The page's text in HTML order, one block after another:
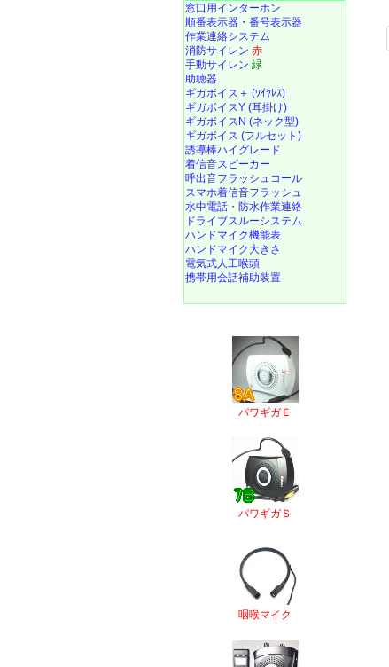
窓口用インターホン
順番表示器・番号表示器
作業連絡システム
消防サイレン 赤
手動サイレン 緑
助聴器
ギガボイス＋ (ﾜｲﾔﾚｽ)
ギガボイスY (耳掛け)
ギガボイスN (ネック型)
ギガボイス (フルセット)
誘導棒ハイグレード
着信音スピーカー
呼出音フラッシュコール
スマホ着信音フラッシュ
水中電話 ・ 防水作業連絡
ドライブスルーシステム
ハンドマイク機能表
ハンドマイク大きさ
電気式人工喉頭
携帯用会話補助装置
パワギガＥ
パワギガＳ
咽喉マイク